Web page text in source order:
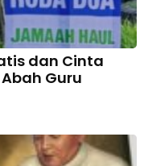
dan Cinta
Guru